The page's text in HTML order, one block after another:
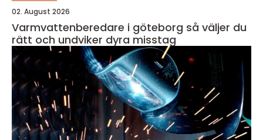
02. August 2026
Varmvattenberedare i göteborg så väljer du
rätt och undviker dyra misstag